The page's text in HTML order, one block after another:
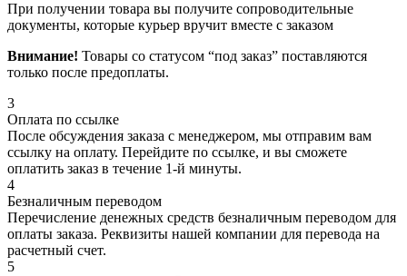
При получении товара вы получите сопроводительные
документы, которые курьер вручит вместе с заказом
Внимание! Товары со статусом “под заказ” поставляются
только после предоплаты.
3
Оплата по ссылке
После обсуждения заказа с менеджером, мы отправим вам
ссылку на оплату. Перейдите по ссылке, и вы сможете
оплатить заказ в течение 1-й минуты.
4
Безналичным переводом
Перечисление денежных средств безналичным переводом для
оплаты заказа. Реквизиты нашей компании для перевода на
расчетный счет.
5